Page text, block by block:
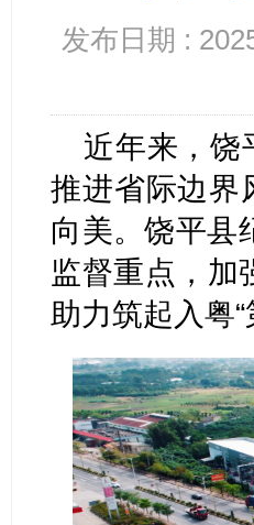
发布日期 :
近年来，饶
推进省际边界
向美。饶平县
监督重点，加
助力筑起入粤